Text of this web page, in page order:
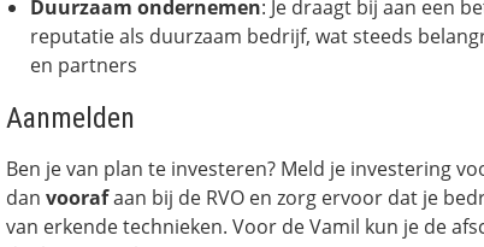
Duurzaam ondernemen: Je draagt bij aan een
reputatie als duurzaam bedrijf, wat steeds
en partners
Aanmelden
Ben je van plan te investeren? Meld je investering
dan voorafaan bij de RVO en zorg ervoor dat je
van erkende technieken. Voor de Vamil kun je de